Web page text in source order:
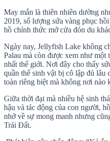
May mắn là thiên nhiên dường
2019, số lượng sứa vàng phục
hồ chính thức mở cửa đón du
Ngày nay, Jellyfish Lake không
Palau mà còn được xem như một
nhất thế giới. Nơi đây cho thấy
quần thể sinh vật bị cô lập đủ lâu
toàn riêng biệt mà không nơi nào
Giữa thời đại mà nhiều hệ sinh
hậu và tác động của con người,
nhở về sự mong manh nhưng
Trái Đất.